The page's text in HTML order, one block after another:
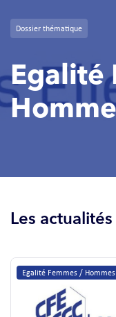
Dossier thématique
Egalité
Les
Egalité Femmes / Hommes